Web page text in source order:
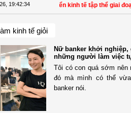
19:42:34
nữ trong phát triển kinh tế tập thể giai đoạn
kinh tế giỏi
Nữ banker khởi nghiệp,
những người làm việc
Tôi có con quá sớm
đó mà mình có thể
banker nói.